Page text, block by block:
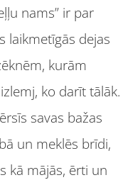
nams” ir par
laikmetīgās dejas
kurām
ko darīt tālāk.
savas bažas
un meklēs brīdi,
kā mājās, ērti un